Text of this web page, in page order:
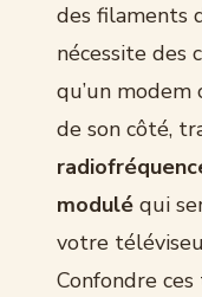
des filaments
nécessite des
qu’un modem
de son côté,
modulé qui
votre
Confondre